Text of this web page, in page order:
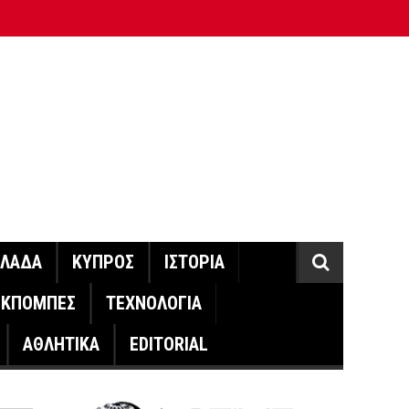
ΚΥΠΡΟΣ
ΙΣΤΟΡΙΑ
ΤΕΧΝΟΛΟΓΙΑ
ΑΘΛΗΤΙΚΑ EDITORIAL